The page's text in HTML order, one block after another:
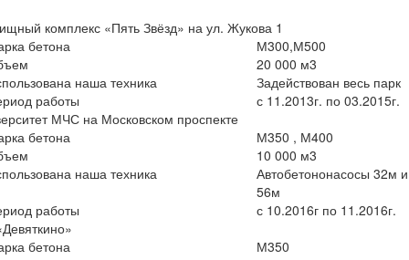
комплекс «Пять Звёзд» на ул. Жукова 1
бетона
М300,М500
20 000 м3
наша техника
Задействован весь парк
работы
с 11.2013г. по 03.2015г.
МЧС на Московском проспекте
бетона
М350 , М400
10 000 м3
наша техника
Автобетононасосы 32м и
56м
работы
с 10.2016г по 11.2016г.
бетона
М350